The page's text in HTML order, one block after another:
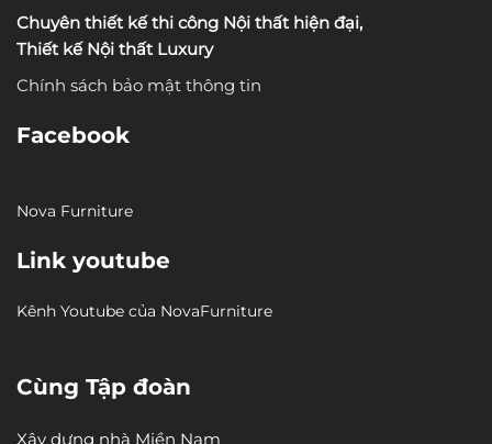
Chuyên thiết kế thi công Nội thất hiện đại,
Thiết kế Nội thất Luxury
Chính sách bảo mật thông tin
Facebook
Nova Furniture
Link youtube
Kênh Youtube của NovaFurniture
Cùng Tập đoàn
Xây dựng nhà Miền Nam